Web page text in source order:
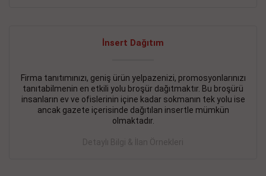
İnsert Dağıtım
Firma tanıtımınızı, geniş ürün yelpazenizi, promosyonlarınızı
tanıtabilmenin en etkili yolu broşür dağıtmaktır. Bu broşürü
insanların ev ve ofislerinin içine kadar sokmanın tek yolu ise
ancak gazete içerisinde dağıtılan insertle mümkün
olmaktadır.
Detaylı Bilgi & İlan Örnekleri
DEVREMÜLK KİRALIK İlanı- 11.09.2018
SİNYE Tekstile Şoförlüğü olan 35 yaşını aşmamış, Depo
elemanı alınacaktır. Osmanbey, Şişli